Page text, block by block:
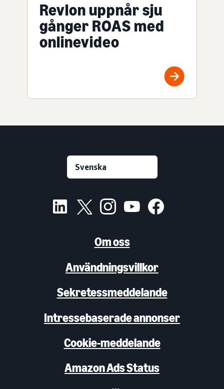
Revlon uppnår sju
gånger ROAS med
onlinevideo
Om oss
Användningsvillkor
Sekretessmeddelande
Intressebaserade annonser
Cookie-meddelande
Amazon Ads Status